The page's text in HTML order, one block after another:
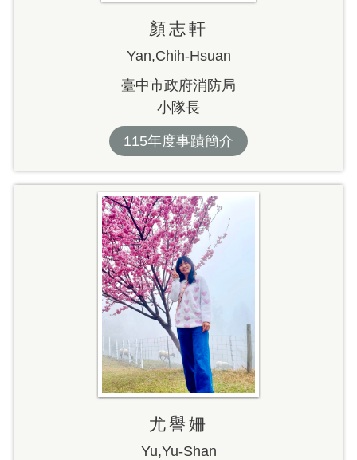
顏志軒
Yan,Chih-Hsuan
臺中市政府消防局
小隊長
115年度事蹟簡介
尤譽姍
Yu,Yu-Shan